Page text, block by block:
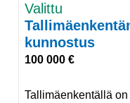
Valittu
kunnostus
100 000 €
Tallimäenkentällä